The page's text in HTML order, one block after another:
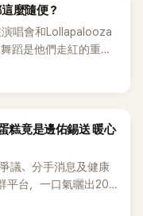
麼隨便？
演唱會和Lollapalooza
蹈是他們走紅的重要
糕竟是邊佑錫送 暖心
議、分手消息及健康
平台，一口氣曬出20
一張生日蛋糕照意外